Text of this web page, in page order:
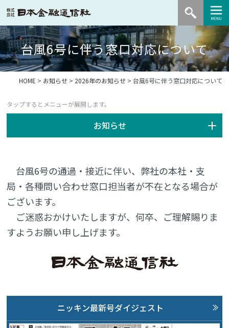
台風6号に伴う窓口対応について
HOME > お知らせ> 2026年のお知らせ> 台風6号に伴う窓口対応について
お知らせ
台風6号の通過・接近に伴い、弊社の本社・支
局・各種問い合わせ窓口担当者が不在となる場合が
ございます。
ご迷惑おかけいたしますが、何卒、ご理解賜りま
すようお願い申し上げます。
ニッキン最新号ダイジェスト